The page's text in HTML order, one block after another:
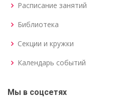
Расписание занятий
Библиотека
Секции и кружки
Календарь событий
Мы в соцсетях